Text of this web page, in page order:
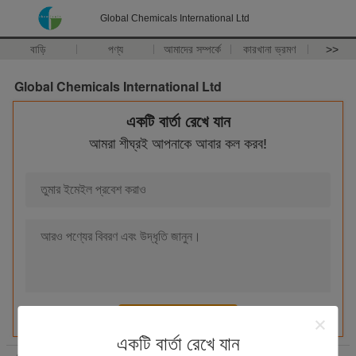
Global Chemicals International Ltd
বাড়ি পণ্য আমাদের সম্পর্কে কারখানা ভ্রমণ >>
একটি বার্তা রেখে যান
Global Chemicals International Ltd
একটি বার্তা রেখে যান
আমরা শীঘ্রই আপনাকে আবার কল করব!